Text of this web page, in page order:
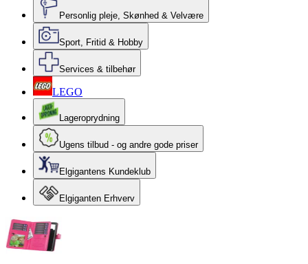
Personlig pleje, Skønhed & Velvære
Sport, Fritid & Hobby
Services & tilbehør
LEGO
Lageroprydning
Ugens tilbud - og andre gode priser
Elgigantens Kundeklub
Elgiganten Erhverv